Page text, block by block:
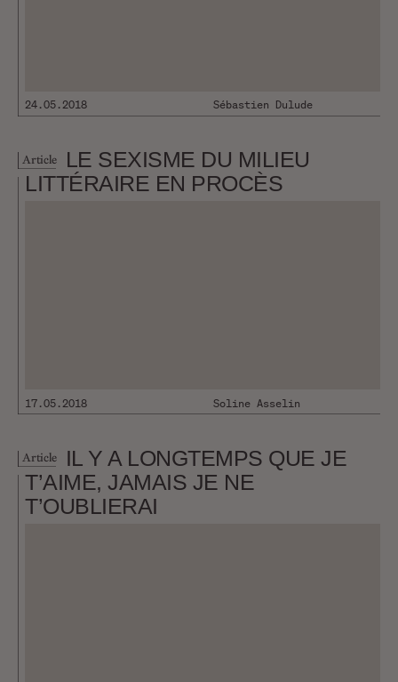
24.05.2018 Sébastien Dulude
Article
LE SEXISME DU MILIEU
LITTÉRAIRE EN PROCÈS
17.05.2018 Soline Asselin
Article
IL Y A LONGTEMPS QUE JE
T’AIME, JAMAIS JE NE
T’OUBLIERAI